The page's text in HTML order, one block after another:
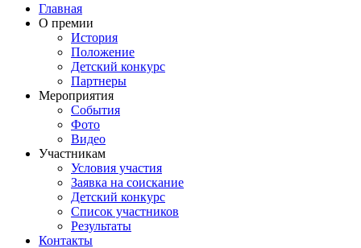
Главная
О премии
История
Положение
Детский конкурс
Партнеры
Мероприятия
События
Фото
Видео
Участникам
Условия участия
Заявка на соискание
Детский конкурс
Список участников
Результаты
Контакты